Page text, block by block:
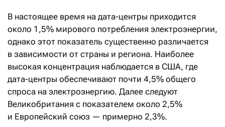
В настоящее время на дата-центры приходится
около 1,5% мирового потребления электроэнергии,
однако этот показатель существенно различается
в зависимости от страны и региона. Наиболее
высокая концентрация наблюдается в США, где
дата-центры обеспечивают почти 4,5% общего
спроса на электроэнергию. Далее следуют
Великобритания с показателем около 2,5%
и Европейский союз — примерно 2,3%.